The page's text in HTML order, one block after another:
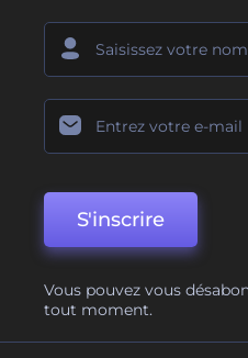
S'inscrire
Vous pouvez vous
tout moment.